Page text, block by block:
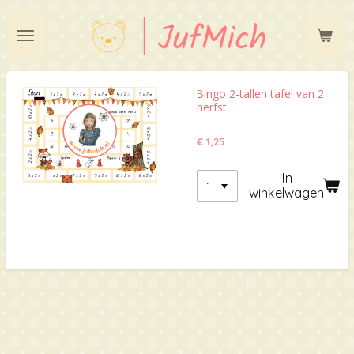
direct
naar
hoofdinhoud
Bingo 2-tallen tafel van 2
herfst
€ 1,25
In
winkelwagen